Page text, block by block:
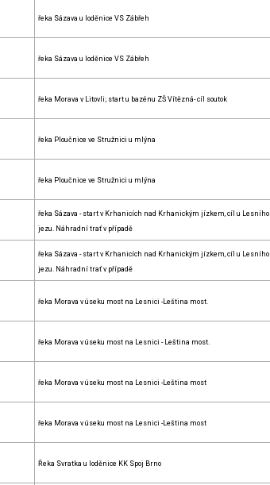
řeka Sázava u loděnice VS Zábřeh
řeka Sázava u loděnice VS Zábřeh
řeka Morava v Litovli; start u bazénu ZŠ Vítězná- cíl soutok
řeka Ploučnice ve Stružnici u mlýna
řeka Ploučnice ve Stružnici u mlýna
řeka Sázava - start v Krhanicích nad Krhanickým jízkem, cíl u Lesního
jezu. Náhradní trať v případě
řeka Sázava - start v Krhanicích nad Krhanickým jízkem, cíl u Lesního
jezu. Náhradní trať v případě
řeka Morava v úseku most na Lesnici -Leština most.
řeka Morava v úseku most na Lesnici - Leština most.
řeka Morava v úseku most na Lesnici -Leština most
řeka Morava v úseku most na Lesnici -Leština most
Řeka Svratka u loděnice KK Spoj Brno